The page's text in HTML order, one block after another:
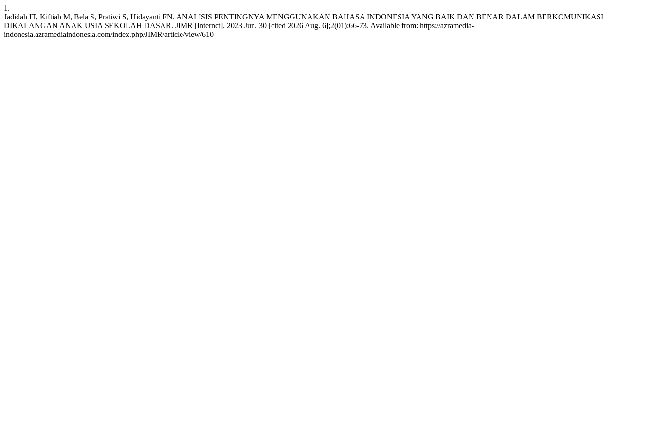
1.
Jadidah IT, Kiftiah M, Bela S, Pratiwi S, Hidayanti FN. ANALISIS PENTINGNYA MENGGUNAKAN BAHASA INDONESIA YANG BAIK DAN BENAR DALAM BERKOMUNIKASI
DIKALANGAN ANAK USIA SEKOLAH DASAR. JIMR [Internet]. 2023 Jun. 30 [cited 2026 Aug. 6];2(01):66-73. Available from: https://azramedia-
indonesia.azramediaindonesia.com/index.php/JIMR/article/view/610